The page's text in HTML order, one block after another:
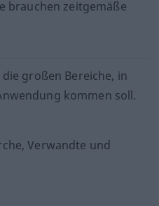
brauchen zeitgemäße
großen Bereiche, in
kommen soll.
Verwandte und